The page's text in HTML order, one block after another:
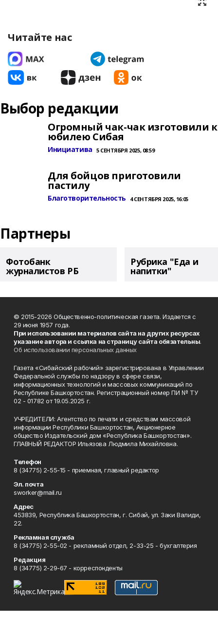
Читайте нас
Выбор редакции
Огромный чак-чак изготовили к
юбилею Сибая
Инициатива 5 СЕНТЯБРЯ 2025, 08:59
Для бойцов приготовили
пастилу
Благотворительность 4 СЕНТЯБРЯ 2025, 16:05
Партнеры
Фотобанк
журналистов РБ
Рубрика "Еда и
напитки"
© 2015-2026 Общественно-политическая газета. Издается с
29 июня 1957 года.
При использовании материалов сайта на других ресурсах
указание автора и ссылка на страницу сайта обязательны.
Об использовании персональных данных
Газета «Сибайский рабочий» зарегистрирована в Управлении
Федеральной службы по надзору в сфере связи,
информационных технологий и массовых коммуникаций по
Республике Башкортостан. Регистрационный номер ПИ № ТУ
02 - 01782 от 19.05.2025 г.
УЧРЕДИТЕЛИ: Агентство по печати и средствам массовой
информации Республики Башкортостан, Акционерное
общество Издательский дом «Республика Башкортостан».
ГЛАВНЫЙ РЕДАКТОР Ильязова Людмила Михайловна.
Телефон
8 (34775) 2-55-15 - приемная, главный редактор
Эл. почта
sworker@mail.ru
Адрес
453839, Республика Башкортостан, г. Сибай, ул. Заки Валиди,
22.
Рекламная служба
8 (34775) 2-55-02 - рекламный отдел, 2-33-25 - бухгалтерия
Редакция
8 (34775) 2-29-67 - корреспонденты